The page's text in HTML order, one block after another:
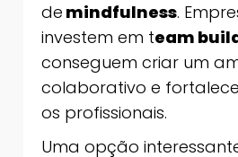
de mindfulness.
investem em team
conseguem criar um
colaborativo e
os profissionais.
Uma opção